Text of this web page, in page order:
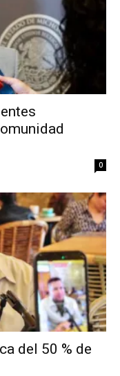
0
del 50 % de